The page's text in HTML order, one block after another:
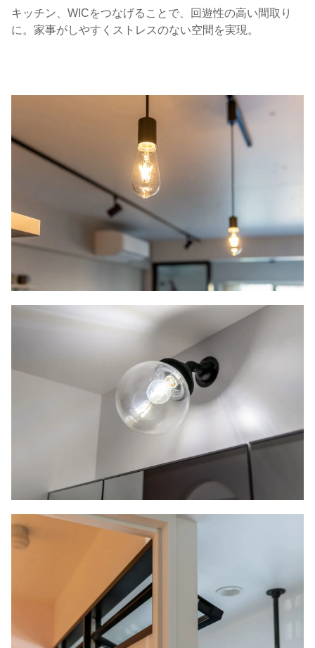
キッチン、WICをつなげることで、回遊性の高い間取り
に。家事がしやすくストレスのない空間を実現。